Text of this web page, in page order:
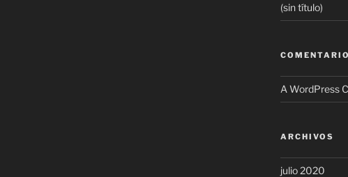
(sin título)
A WordPress
ARCHIVOS
julio 2020